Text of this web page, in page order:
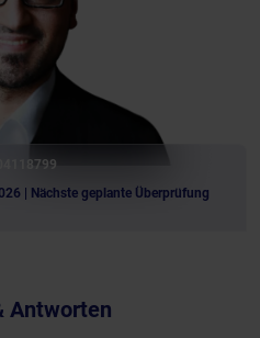
| Nächste geplante Überprüfung
Antworten